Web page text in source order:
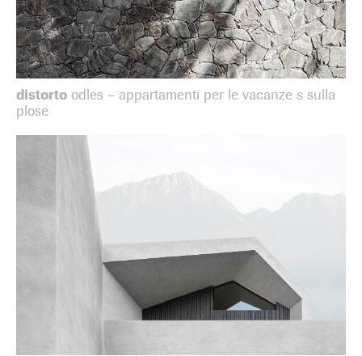
distorto odles – appartamenti per le vacanze s sulla
plose